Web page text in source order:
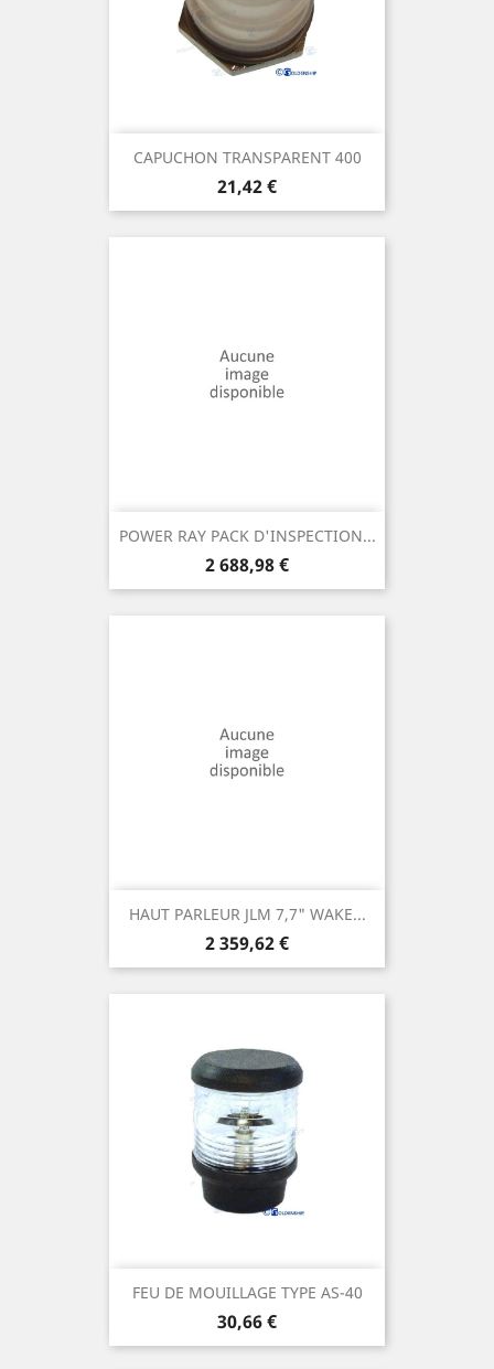
CAPUCHON TRANSPARENT 400
Prix
21,42 €
POWER RAY PACK D'INSPECTION...
Prix
2 688,98 €
HAUT PARLEUR JLM 7,7" WAKE...
Prix
2 359,62 €
FEU DE MOUILLAGE TYPE AS-40
Prix
30,66 €